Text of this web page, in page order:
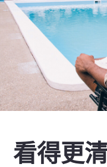
看得更